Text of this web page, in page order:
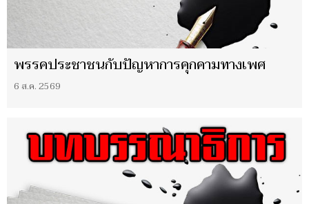
พรรคประชาชนกับปัญหาการคุกคามทางเพศ
6 ส.ค. 2569